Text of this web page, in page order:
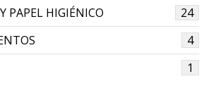
PAPEL HIGIÉNICO
24
4
1